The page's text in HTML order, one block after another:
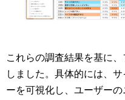
これらの調査結果を基に
しました。具体的には、
ーを可視化し、ユーザー